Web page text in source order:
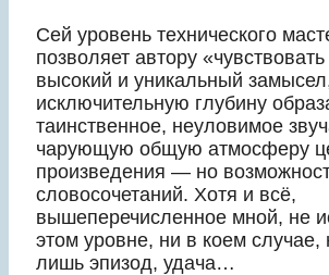
Сей уровень технического
позволяет автору
высокий и уникальный
исключительную глубину
таинственное, неуловимое
чарующую общую атмосферу
произведения — но
словосочетаний. Хотя и всё,
вышеперечисленное мной, не
этом уровне, ни в коем случае,
лишь эпизод, удача…